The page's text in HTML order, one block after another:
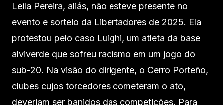
Leila Pereira, aliás, não esteve presente no
evento e sorteio da Libertadores de 2025. Ela
protestou pelo caso Luighi, um atleta da base
alviverde que sofreu racismo em um jogo do
sub-20. Na visão do dirigente, o Cerro Porteño,
clubes cujos torcedores cometeram o ato,
deveriam ser banidos das competições. Para